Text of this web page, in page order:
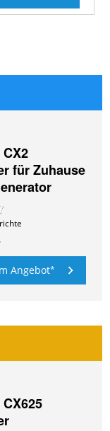
für Zuhause
Angebot